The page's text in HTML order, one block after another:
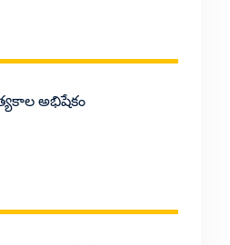
అభిషేకం